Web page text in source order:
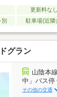
更新料なし
別
駐車場(近隣
グラン
山陰本
中」バス停
その他の交通